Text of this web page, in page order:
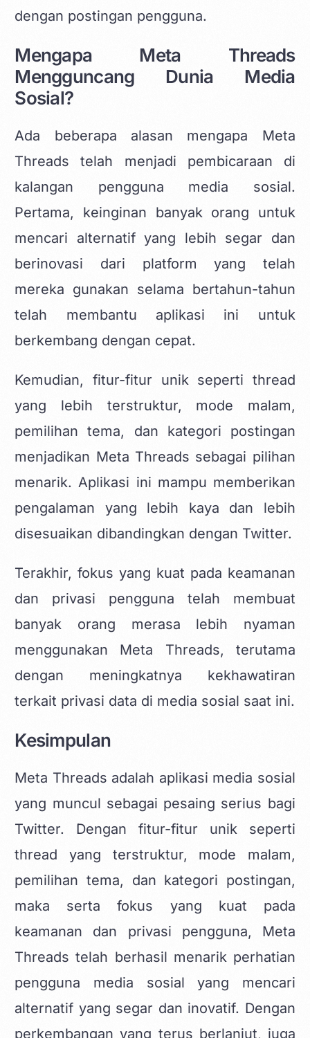
dengan postingan pengguna.
Mengapa Meta Threads
Mengguncang Dunia Media
Sosial?
Ada beberapa alasan mengapa Meta
Threads telah menjadi pembicaraan di
kalangan pengguna media sosial.
Pertama, keinginan banyak orang untuk
mencari alternatif yang lebih segar dan
berinovasi dari platform yang telah
mereka gunakan selama bertahun-tahun
telah membantu aplikasi ini untuk
berkembang dengan cepat.
Kemudian, fitur-fitur unik seperti thread
yang lebih terstruktur, mode malam,
pemilihan tema, dan kategori postingan
menjadikan Meta Threads sebagai pilihan
menarik. Aplikasi ini mampu memberikan
pengalaman yang lebih kaya dan lebih
disesuaikan dibandingkan dengan Twitter.
Terakhir, fokus yang kuat pada keamanan
dan privasi pengguna telah membuat
banyak orang merasa lebih nyaman
menggunakan Meta Threads, terutama
dengan meningkatnya kekhawatiran
terkait privasi data di media sosial saat ini.
Kesimpulan
Meta Threads adalah aplikasi media sosial
yang muncul sebagai pesaing serius bagi
Twitter. Dengan fitur-fitur unik seperti
thread yang terstruktur, mode malam,
pemilihan tema, dan kategori postingan,
maka serta fokus yang kuat pada
keamanan dan privasi pengguna, Meta
Threads telah berhasil menarik perhatian
pengguna media sosial yang mencari
alternatif yang segar dan inovatif. Dengan
perkembangan yang terus berlanjut, juga